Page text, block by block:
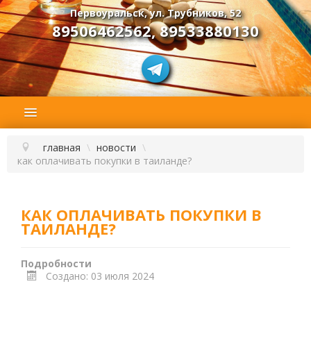
Первоуральск, ул. Трубников, 52
89506462562,89533880130
ГОРЯЩИЕ ТУРЫ
НАШИ УСЛУГИ
О КОМПАНИИ
главная \ новости \
как оплачивать покупки в таиланде?
КАК ОПЛАЧИВАТЬ ПОКУПКИ В
ТАИЛАНДЕ?
Подробности
Создано: 03 июля 2024